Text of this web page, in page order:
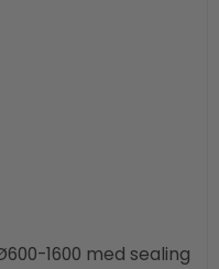
1600 med sealing